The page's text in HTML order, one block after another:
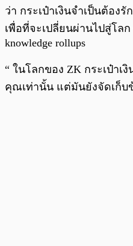
ว่า กระเป๋าเงินจำเป็นต้อง
เพื่อที่จะเปลี่ยนผ่านไปสู่โลก
knowledge rollups
“ ในโลกของ ZK กระเป๋าเ
คุณเท่านั้น แต่มันยังจัดเก็